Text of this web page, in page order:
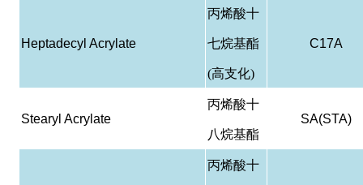
Heptadecyl Acrylate
丙烯酸十
七烷基酯
(高支化)
C17A
Stearyl Acrylate
丙烯酸十
八烷基酯
SA(STA)
丙烯酸十